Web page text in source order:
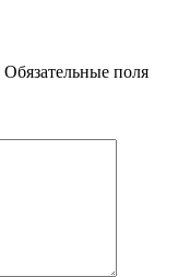
Обязательные поля